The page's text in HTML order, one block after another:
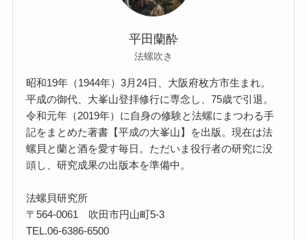
平田蘭酔
法螺吹き
昭和19年（1944年）3月24日、大阪府枚方市生まれ。
平成の御代、大峯山登拝修行に専念し、75歳で引退。
令和元年（2019年）に自身の修験と法螺にまつわる手
記をまとめた著書【平成の大峯山】を出版。現在は法
螺貝と蘭と酒を愛す毎日。ただいま役行者の研究に没
頭し、研究成果の出版本を準備中。
法螺貝研究所
〒564-0061 吹田市円山町5-3
TEL.06-6386-6500